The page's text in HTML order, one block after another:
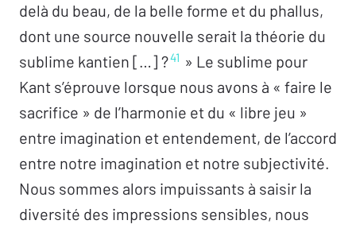
delà du beau, de la belle forme et du phallus,
dont une source nouvelle serait la théorie du
sublime kantien […] ?41 » Le sublime pour
Kant s’éprouve lorsque nous avons à « faire le
sacrifice » de l’harmonie et du « libre jeu »
entre imagination et entendement, de l’accord
entre notre imagination et notre subjectivité.
Nous sommes alors impuissants à saisir la
diversité des impressions sensibles, nous